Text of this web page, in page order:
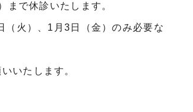
まで休診いたします。
火）、1月3日（金）のみ必要な
いたします。